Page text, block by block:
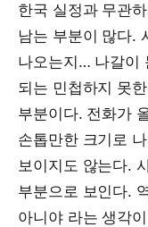
한국 실정과 무관
남는 부분이 많다.
나오는지… 나갈이
되는 민첩하지 못
부분이다. 전화가
손톱만한 크기로
보이지도 않는다.
부분으로 보인다.
아니야 라는 생각